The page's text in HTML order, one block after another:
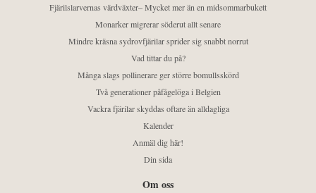
Fjärilslarvernas värdväxter– Mycket mer än en midsommarbukett
Monarker migrerar söderut allt senare
Mindre kräsna sydrovfjärilar sprider sig snabbt norrut
Vad tittar du på?
Många slags pollinerare ger större bomullsskörd
Två generationer påfågelöga i Belgien
Vackra fjärilar skyddas oftare än alldagliga
Kalender
Anmäl dig här!
Din sida
Om oss